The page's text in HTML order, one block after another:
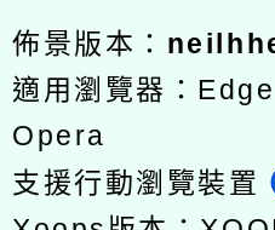
佈景版本：
適用瀏覽器：
Opera
支援行動瀏覽裝置